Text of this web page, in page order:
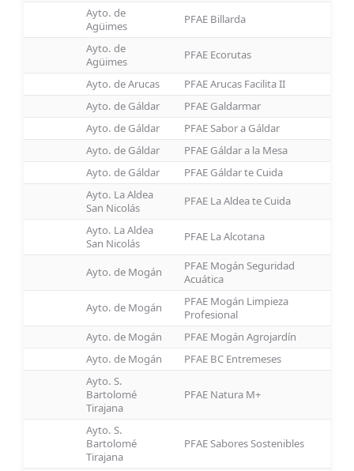
Ayto. de
Agüimes
PFAE Billarda
Ayto. de
Agüimes
PFAE Ecorutas
Ayto. de Arucas
PFAE Arucas Facilita II
Ayto. de Gáldar
PFAE Galdarmar
Ayto. de Gáldar
PFAE Sabor a Gáldar
Ayto. de Gáldar
PFAE Gáldar a la Mesa
Ayto. de Gáldar
PFAE Gáldar te Cuida
Ayto. La Aldea
San Nicolás
PFAE La Aldea te Cuida
Ayto. La Aldea
San Nicolás
PFAE La Alcotana
Ayto. de Mogán
PFAE Mogán Seguridad
Acuática
Ayto. de Mogán
PFAE Mogán Limpieza
Profesional
Ayto. de Mogán
PFAE Mogán Agrojardín
Ayto. de Mogán
PFAE BC Entremeses
Ayto. S.
Bartolomé
Tirajana
PFAE Natura M+
Ayto. S.
Bartolomé
Tirajana
PFAE Sabores Sostenibles